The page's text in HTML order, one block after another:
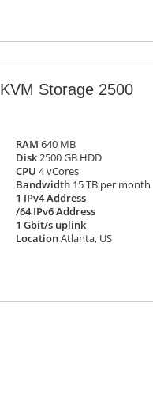
KVM Storage 2500
RAM 640 MB
Disk2500 GB HDD
CPU 4 vCores
Bandwidth 15 TB per month
1 IPv4 Address
/64 IPv6 Address
1 Gbit/s uplink
LocationAtlanta, US